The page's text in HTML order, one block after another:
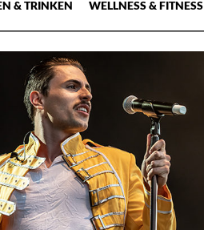
& TRINKEN WELLNESS & FITNESS